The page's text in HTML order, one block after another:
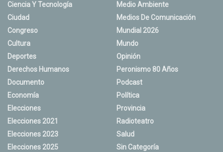
Ciencia Y Tecnología
Ciudad
Congreso
Cultura
Deportes
Derechos Humanos
Documento
Economía
Elecciones
Elecciones 2021
Elecciones 2023
Elecciones 2025
Medio Ambiente
Medios De Comunicación
Mundial 2026
Mundo
Opinión
Peronismo 80 Años
Podcast
Política
Provincia
Radioteatro
Salud
Sin Categoría